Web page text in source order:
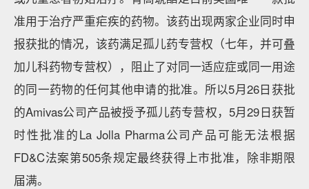
准用于治疗严重疟疾的药物。该药出现两家企业同时申
报获批的情况，该药满足孤儿药专营权（七年，并可叠
加儿科药物专营权），阻止了对同一适应症或同一用途
的同一药物的任何其他申请的批准。所以5月26日获批
的Amivas公司产品被授予孤儿药专营权，5月29日获暂
时性批准的La Jolla Pharma公司产品可能无法根据
FD&C法案第505条规定最终获得上市批准，除非期限
届满。